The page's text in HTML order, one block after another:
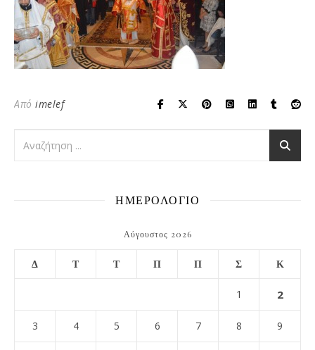
Από imelef
ΗΜΕΡΟΛΟΓΙΟ
Αύγουστος 2026
Δ Τ Τ Π Π Σ Κ
1 2
3 4 5 6 7 8 9